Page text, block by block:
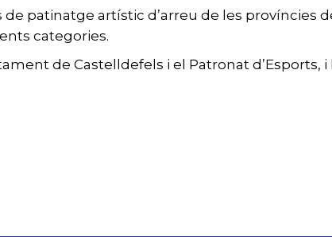
patinatge artístic d’arreu de les províncies
categories.
de Castelldefels i el Patronat d’Esports, i